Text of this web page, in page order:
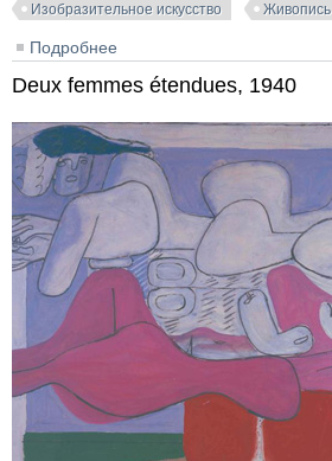
Изобразительное искусство Живопись
Подробнее
Deux femmes étendues, 1940